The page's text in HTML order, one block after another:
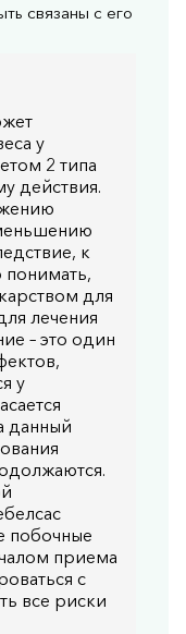
связаны с его
у
2 типа
действия.
к
понимать,
для
лечения
– это один
у
данный
побочные
приема
с
все риски